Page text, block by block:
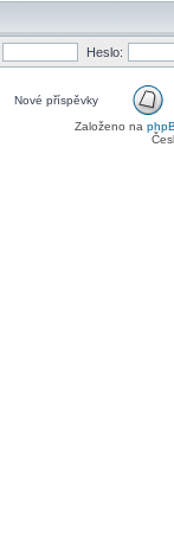
Heslo:
Nové příspěvky
Založeno na